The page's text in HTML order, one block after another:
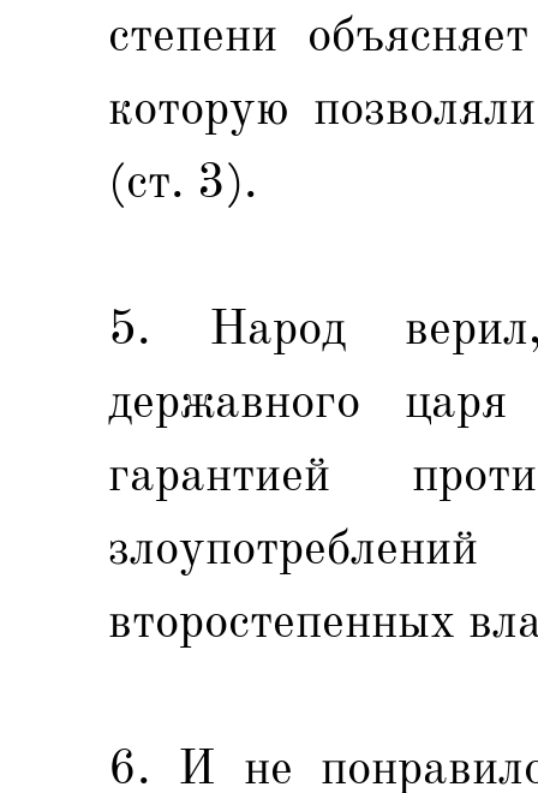
степени
которую
(ст. 3).
5. Народ
державного царя
гарантией
второстепенных
6. И не